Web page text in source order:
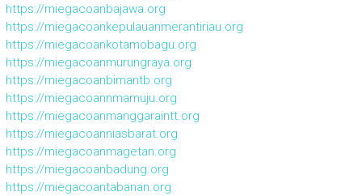
https://miegacoanbajawa.org
https://miegacoankepulauanmerantiriau.org
https://miegacoankotamobagu.org
https://miegacoanmurungraya.org
https://miegacoanbimantb.org
https://miegacoannmamuju.org
https://miegacoanmanggaraintt.org
https://miegacoanniasbarat.org
https://miegacoanmagetan.org
https://miegacoanbadung.org
https://miegacoantabanan.org